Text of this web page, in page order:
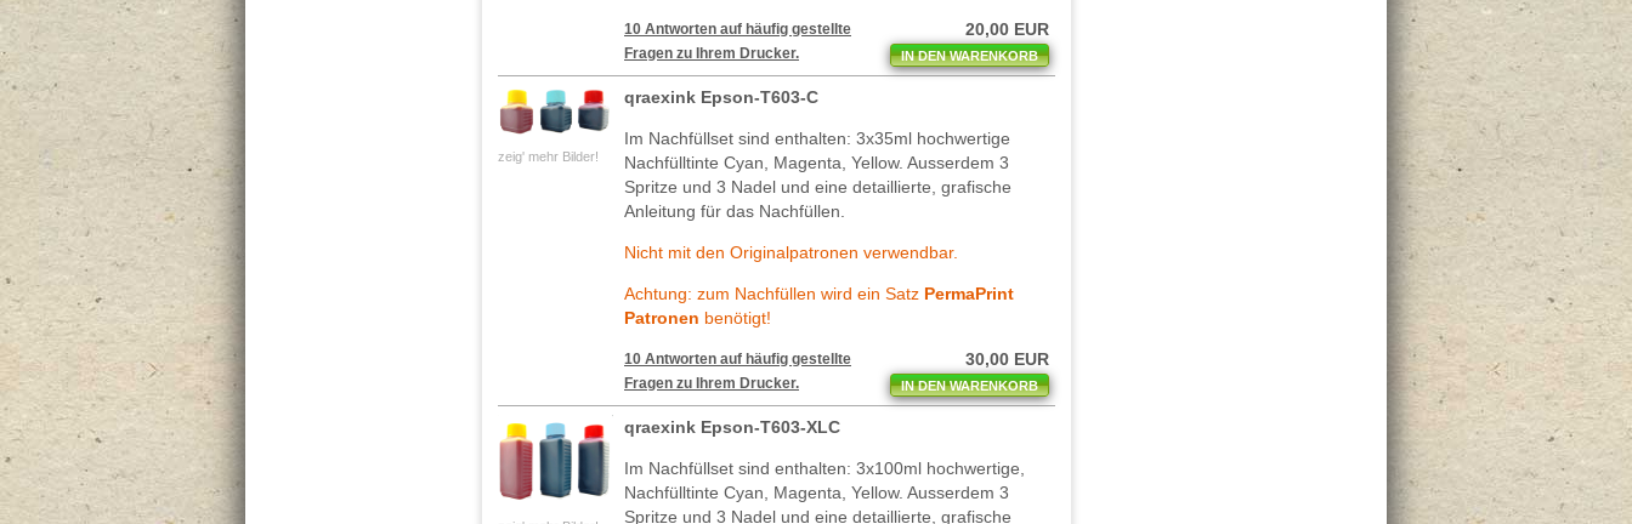
10 Antworten auf häufig gestellte
Fragen zu Ihrem Drucker.
20,00 EUR
IN DEN WARENKORB
zeig' mehr Bilder!
qraexink Epson-T603-C
Im Nachfüllset sind enthalten: 3x35ml hochwertige
Nachfülltinte Cyan, Magenta, Yellow. Ausserdem 3
Spritze und 3 Nadel und eine detaillierte, grafische
Anleitung für das Nachfüllen.
Nicht mit den Originalpatronen verwendbar.
Achtung: zum Nachfüllen wird ein Satz PermaPrint
Patronen benötigt!
10 Antworten auf häufig gestellte
Fragen zu Ihrem Drucker.
30,00 EUR
IN DEN WARENKORB
qraexink Epson-T603-XLC
Im Nachfüllset sind enthalten: 3x100ml hochwertige,
Nachfülltinte Cyan, Magenta, Yellow. Ausserdem 3
Spritze und 3 Nadel und eine detaillierte, grafische